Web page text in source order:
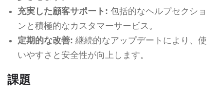
充実した顧客サポート: 包括的なヘルプセクショ
ンと積極的なカスタマーサービス。
定期的な改善: 継続的なアップデートにより、使
いやすさと安全性が向上します。
課題